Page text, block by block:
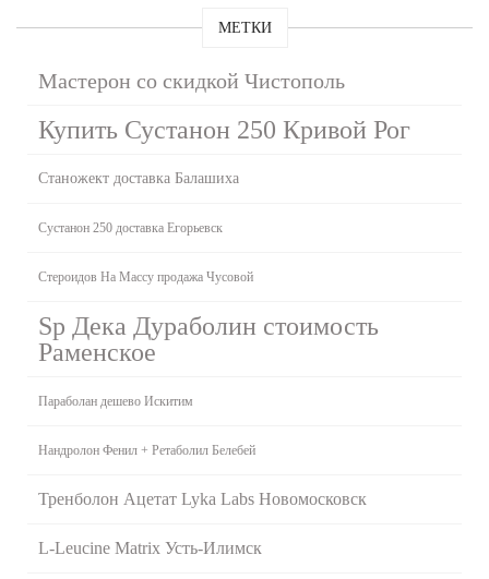
МЕТКИ
Мастерон со скидкой Чистополь
Купить Сустанон 250 Кривой Рог
Станожект доставка Балашиха
Сустанон 250 доставка Егорьевск
Стероидов На Массу продажа Чусовой
Sp Дека Дураболин стоимость
Раменское
Параболан дешево Искитим
Нандролон Фенил + Ретаболил Белебей
Тренболон Ацетат Lyka Labs Новомосковск
L-Leucine Matrix Усть-Илимск